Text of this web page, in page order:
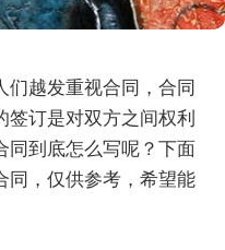
们越发重视合同，合同
签订是对双方之间权利
同到底怎么写呢？下面
同，仅供参考，希望能